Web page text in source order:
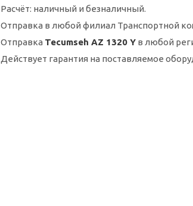
Расчёт: наличный и безналичный.
Отправка в любой филиал Транспортной
Отправка Tecumseh AZ 1320 Y в любой
Действует гарантия на поставляемое